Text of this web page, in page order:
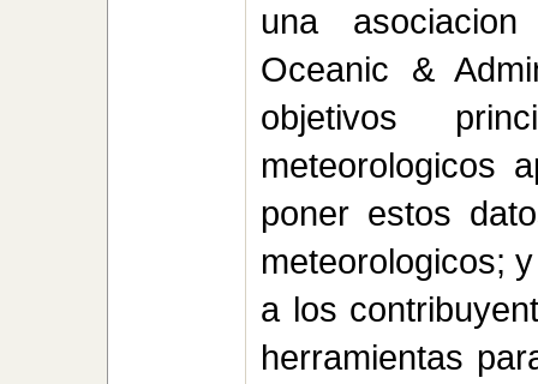
una asociacion
Oceanic &
objetivos
meteorologicos
poner estos
meteorologicos;
a los
herramientas